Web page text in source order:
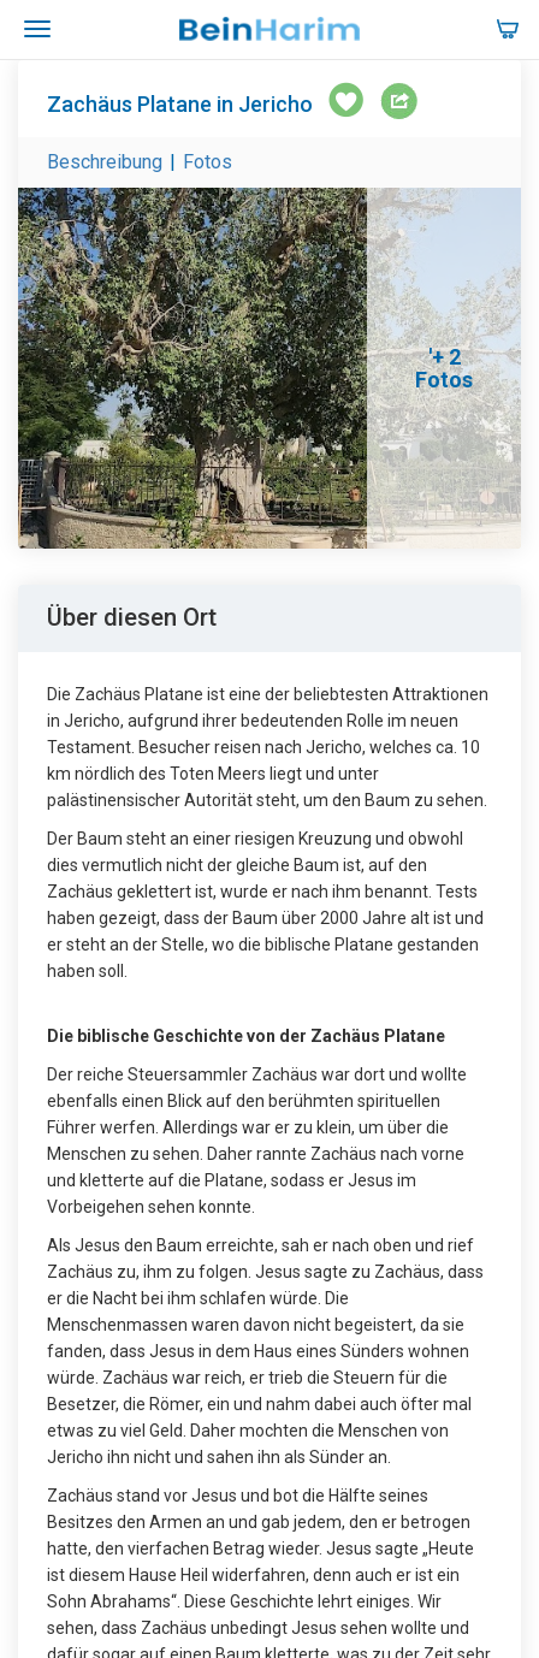
Zachäus Platane in Jericho
Beschreibung | Fotos
'+ 2
Fotos
Über diesen Ort
Die Zachäus Platane ist eine der beliebtesten Attraktionen
in Jericho, aufgrund ihrer bedeutenden Rolle im neuen
Testament. Besucher reisen nach Jericho, welches ca. 10
km nördlich des Toten Meers liegt und unter
palästinensischer Autorität steht, um den Baum zu sehen.
Der Baum steht an einer riesigen Kreuzung und obwohl
dies vermutlich nicht der gleiche Baum ist, auf den
Zachäus geklettert ist, wurde er nach ihm benannt. Tests
haben gezeigt, dass der Baum über 2000 Jahre alt ist und
er steht an der Stelle, wo die biblische Platane gestanden
haben soll.
Die biblische Geschichte von der Zachäus Platane
Der reiche Steuersammler Zachäus war dort und wollte
ebenfalls einen Blick auf den berühmten spirituellen
Führer werfen. Allerdings war er zu klein, um über die
Menschen zu sehen. Daher rannte Zachäus nach vorne
und kletterte auf die Platane, sodass er Jesus im
Vorbeigehen sehen konnte.
Als Jesus den Baum erreichte, sah er nach oben und rief
Zachäus zu, ihm zu folgen. Jesus sagte zu Zachäus, dass
er die Nacht bei ihm schlafen würde. Die
Menschenmassen waren davon nicht begeistert, da sie
fanden, dass Jesus in dem Haus eines Sünders wohnen
würde. Zachäus war reich, er trieb die Steuern für die
Besetzer, die Römer, ein und nahm dabei auch öfter mal
etwas zu viel Geld. Daher mochten die Menschen von
Jericho ihn nicht und sahen ihn als Sünder an.
Zachäus stand vor Jesus und bot die Hälfte seines
Besitzes den Armen an und gab jedem, den er betrogen
hatte, den vierfachen Betrag wieder. Jesus sagte „Heute
ist diesem Hause Heil widerfahren, denn auch er ist ein
Sohn Abrahams“. Diese Geschichte lehrt einiges. Wir
sehen, dass Zachäus unbedingt Jesus sehen wollte und